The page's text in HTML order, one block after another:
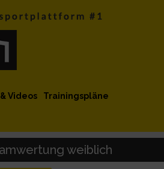
Videos Trainingspläne
weiblich